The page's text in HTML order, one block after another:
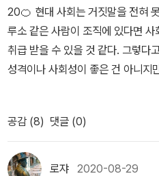
20🍊 현대 사회는 거짓말을 전혀
루소 같은 사람이 조직에 있다면
취급 받을 수 있을 것 같다. 그렇다
성격이나 사회성이 좋은 건 아니지
나 아싸도 아니다. 미국판 서문이
뫼루소는 삶을 간단하게 하지 않는
장이 추후 소설 에 끼친 영향이 많
데 왜 기억이 안나는 것인가. 뫼루
공감 (8) 댓글 (0)
로쟈 2020-08-29